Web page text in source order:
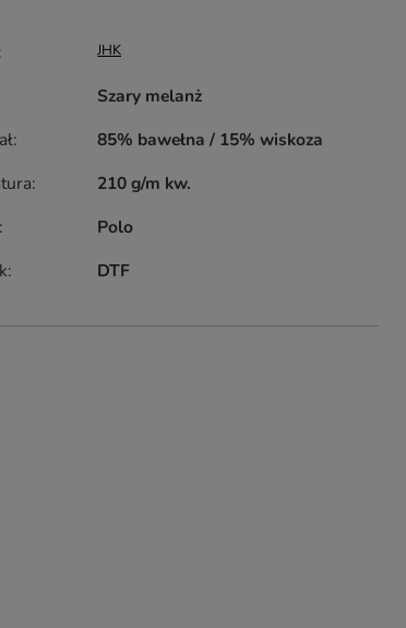
JHK
Szary melanż
85% bawełna / 15% wiskoza
210 g/m kw.
Polo
DTF